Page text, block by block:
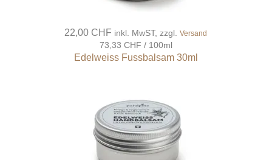
22,00 CHF inkl. MwST, zzgl.Versand
73,33 CHF / 100ml
Edelweiss Fussbalsam 30ml